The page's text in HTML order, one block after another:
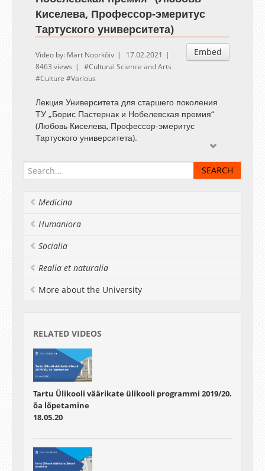
Киселева, Профессор-эмеритус
Тартуского университета)
Embed
Video by: Mart Noorkõiv
17.02.2021
8463 views
Cultural Science and Arts
Culture
Various
Лекция Университета для старшего поколения
ТУ „Борис Пастернак и Нобелевская премия“
(Любовь Киселева, Профессор-эмеритус
Тартуского университета).
Medicina
Humaniora
Socialia
Realia et naturalia
More about the University
RELATED VIDEOS
Tartu Ülikooli väärikate ülikooli programmi 2019/20.
õa lõpetamine
18.05.20